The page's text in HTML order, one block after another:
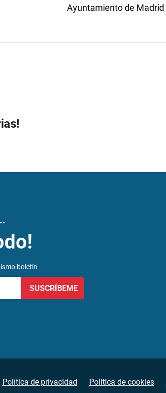
Ayuntamiento de Madrid
boletín
SUSCRÍBEME
Política de privacidad Política de cookies